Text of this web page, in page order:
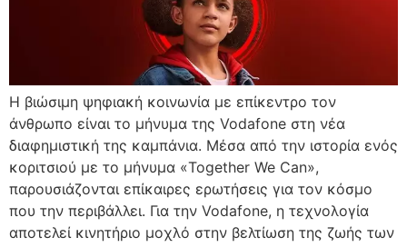
Η βιώσιμη ψηφιακή κοινωνία με επίκεντρο τον
άνθρωπο είναι το μήνυμα της Vodafone στη νέα
διαφημιστική της καμπάνια. Μέσα από την ιστορία ενός
κοριτσιού με το μήνυμα «Together We Can»,
παρουσιάζονται επίκαιρες ερωτήσεις για τον κόσμο
που την περιβάλλει. Για την Vodafone, η τεχνολογία
αποτελεί κινητήριο μοχλό στην βελτίωση της ζωής των